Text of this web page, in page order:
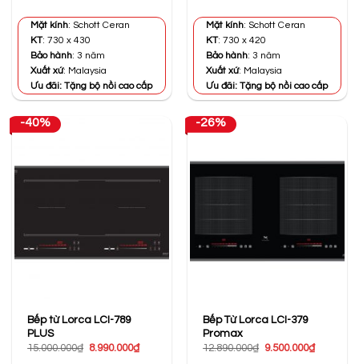
16.900.000₫.
Mặt kính: Schott Ceran
KT: 730 x 430
Bảo hành: 3 năm
Xuất xứ: Malaysia
Ưu đãi: Tặng bộ nồi cao cấp
15.090.000₫.
Mặt kính: Schott Ceran
KT: 730 x 420
Bảo hành: 3 năm
Xuất xứ: Malaysia
Ưu đãi: Tặng bộ nồi cao cấp
-40%
Bếp từ Lorca LCI-789
PLUS
15.000.000₫ Giá
8.990.000₫Giá
-26%
Bếp Từ Lorca LCI-379
Promax
12.890.000₫ Giá
9.500.000₫Giá